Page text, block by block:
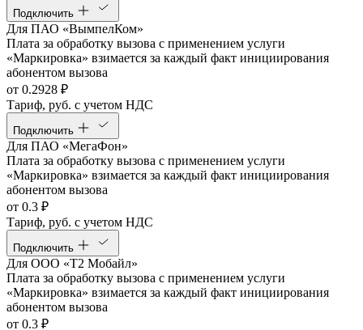
Подключить
Для ПАО «ВымпелКом»
Плата за обработку вызова с применением услуги
«Маркировка» взимается за каждый факт инициирования
абонентом вызова
от 0.2928 ₽
Тариф, руб. с учетом НДС
Подключить
Для ПАО «МегаФон»
Плата за обработку вызова с применением услуги
«Маркировка» взимается за каждый факт инициирования
абонентом вызова
от 0.3 ₽
Тариф, руб. с учетом НДС
Подключить
Для ООО «Т2 Мобайл»
Плата за обработку вызова с применением услуги
«Маркировка» взимается за каждый факт инициирования
абонентом вызова
от 0.3 ₽